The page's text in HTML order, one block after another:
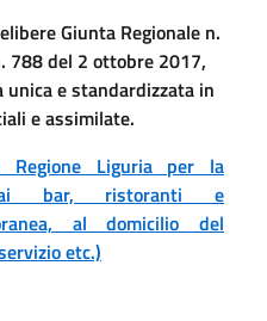
Giunta Regionale n.
788 del 2 ottobre 2017,
e standardizzata in
e assimilate.
Regione Liguria per la
ai bar, ristoranti e
al domicilio del
etc.)